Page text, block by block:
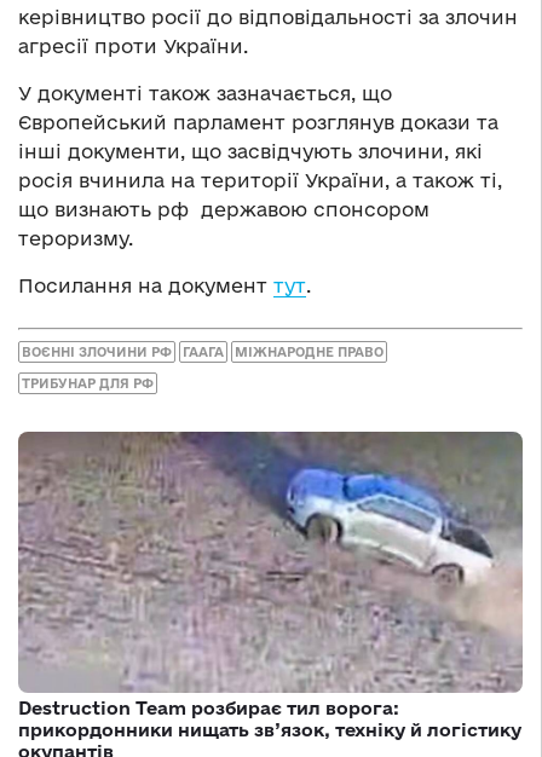
керівництво росії до відповідальності за злочин
агресії проти України.
У документі також зазначається, що
Європейський парламент розглянув докази та
інші документи, що засвідчують злочини, які
росія вчинила на території України, а також ті,
що визнають рф державою спонсором
тероризму.
Посилання на документ тут.
ВОЄННІ ЗЛОЧИНИ РФ ГААГА МІЖНАРОДНЕ ПРАВО
ТРИБУНАР ДЛЯ РФ
Destruction Team розбирає тил ворога:
прикордонники нищать зв’язок, техніку й логістику
окупантів